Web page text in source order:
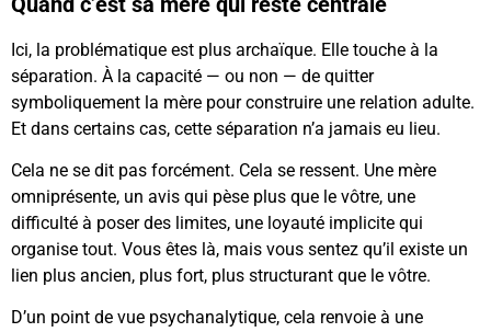
Ici, la problématique est plus archaïque. Elle touche à la
séparation. À la capacité — ou non — de quitter
symboliquement la mère pour construire une relation adulte.
Et dans certains cas, cette séparation n’a jamais eu lieu.
Cela ne se dit pas forcément. Cela se ressent. Une mère
omniprésente, un avis qui pèse plus que le vôtre, une
difficulté à poser des limites, une loyauté implicite qui
organise tout. Vous êtes là, mais vous sentez qu’il existe un
lien plus ancien, plus fort, plus structurant que le vôtre.
D’un point de vue psychanalytique, cela renvoie à une